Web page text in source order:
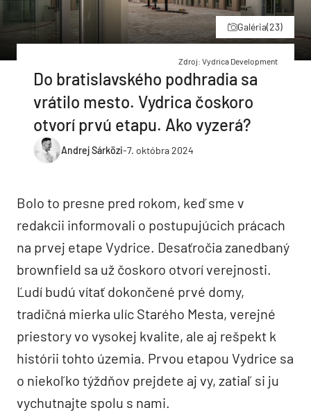
Galéria(23)
Zdroj: Vydrica Development
Do bratislavského podhradia sa
vrátilo mesto. Vydrica čoskoro
otvorí prvú etapu. Ako vyzerá?
Andrej Sárközi-7. októbra 2024
Bolo to presne pred rokom, keď sme v
redakcii informovali o postupujúcich prácach
na prvej etape Vydrice. Desaťročia zanedbaný
brownfield sa už čoskoro otvorí verejnosti.
Ľudí budú vítať dokončené prvé domy,
tradičná mierka ulíc Starého Mesta, verejné
priestory vo vysokej kvalite, ale aj rešpekt k
histórii tohto územia. Prvou etapou Vydrice sa
o niekoľko týždňov prejdete aj vy, zatiaľ si ju
vychutnajte spolu s nami.